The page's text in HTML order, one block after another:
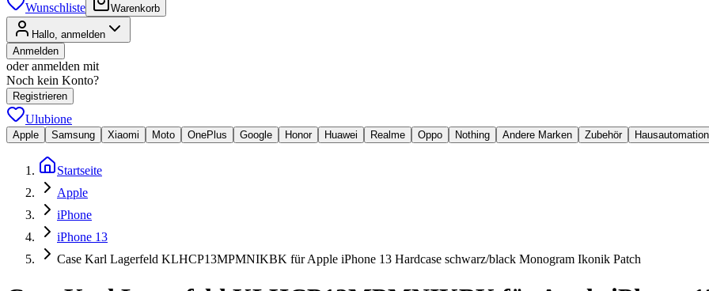
Wunschliste Warenkorb
Hallo, anmelden
Anmelden
oder anmelden mit
Noch kein Konto?
Registrieren
Ulubione
Apple Samsung Xiaomi Moto OnePlus Google Honor Huawei Realme Oppo Nothing Andere Marken Zubehör Hausautomation
Startseite
Apple
iPhone
iPhone 13
Case Karl Lagerfeld KLHCP13MPMNIKBK für Apple iPhone 13 Hardcase schwarz/black Monogram Ikonik Patch